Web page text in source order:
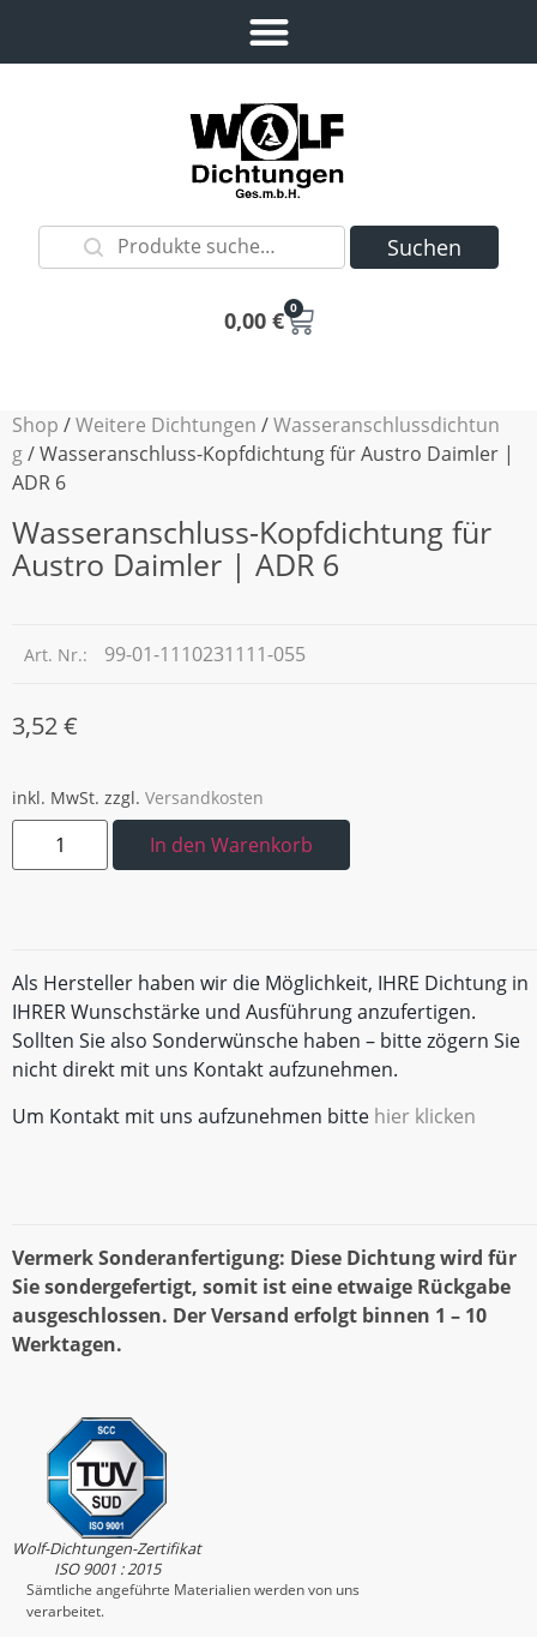
Suchen
0,00 € 0
Shop /Weitere Dichtungen /Wasseranschlussdichtun
g/ Wasseranschluss-Kopfdichtung für Austro Daimler |
ADR 6
Wasseranschluss-Kopfdichtung für
Austro Daimler | ADR 6
Art. Nr.: 99-01-1110231111-055
3,52€
inkl. MwSt. zzgl. Versandkosten
In den Warenkorb
Als Hersteller haben wir die Möglichkeit, IHRE Dichtung in
IHRER Wunschstärke und Ausführung anzufertigen.
Sollten Sie also Sonderwünsche haben – bitte zögern Sie
nicht direkt mit uns Kontakt aufzunehmen.
Um Kontakt mit uns aufzunehmen bitte hier klicken
Vermerk Sonderanfertigung: Diese Dichtung wird für
Sie sondergefertigt, somit ist eine etwaige Rückgabe
ausgeschlossen. Der Versand erfolgt binnen 1 – 10
Werktagen.
Wolf-Dichtungen-Zertifikat
ISO 9001 : 2015
Sämtliche angeführte Materialien werden von uns
verarbeitet.